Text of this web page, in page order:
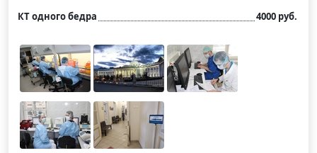
КТ одного бедра 4000 руб.